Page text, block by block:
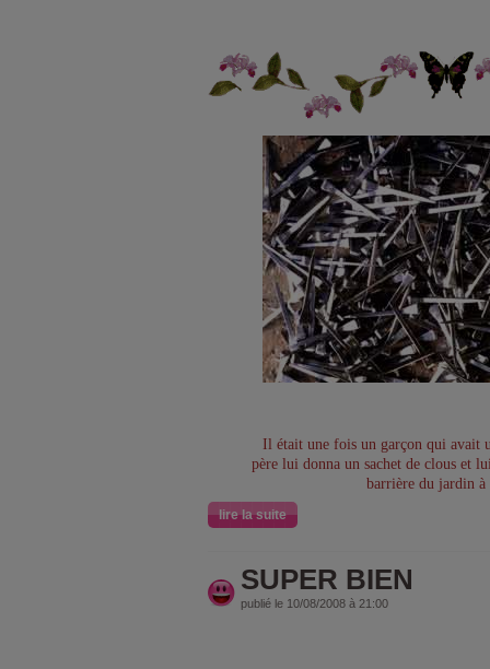
Il était une fois un garçon qui avait
père lui donna un sachet de clous et
barrière du jardin à
lire la suite
SUPER BIEN
publié le 10/08/2008 à 21:00